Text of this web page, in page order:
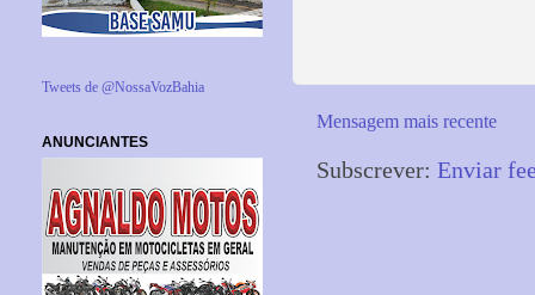
Mensagem mais recente
Subscrever: Enviar
Tweets de @NossaVozBahia
ANUNCIANTES